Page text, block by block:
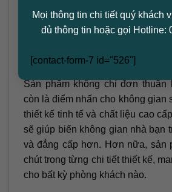
Mọi thông tin chi tiết quý khách
đủ thông tin hoặc gọi Hotline:
[contact-form-7 id="526"]
đình.
Đẳng Cấp Hơn
Sản phẩm không chỉ đơn
còn là điểm nhấn cho không gian
thiết kế tinh tế và chất liệu cao
sẽ giúp biến không gian nhà bạn
và đẳng cấp hơn. Hơn nữa, sản
chút trong từng chi tiết thiết kế,
cho bất kỳ phòng khách nào.